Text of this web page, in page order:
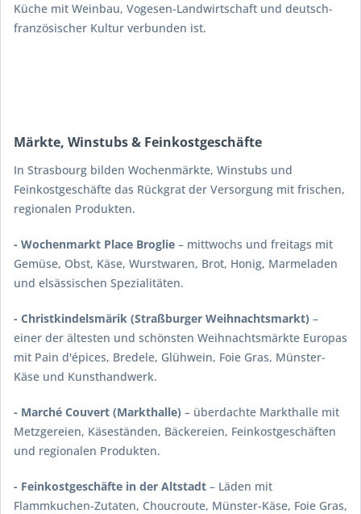
Küche mit Weinbau, Vogesen-Landwirtschaft und deutsch-
französischer Kultur verbunden ist.
Märkte, Winstubs & Feinkostgeschäfte
In Strasbourg bilden Wochenmärkte, Winstubs und
Feinkostgeschäfte das Rückgrat der Versorgung mit frischen,
regionalen Produkten.
- Wochenmarkt Place Broglie – mittwochs und freitags mit
Gemüse, Obst, Käse, Wurstwaren, Brot, Honig, Marmeladen
und elsässischen Spezialitäten.
- Christkindelsmärik (Straßburger Weihnachtsmarkt) –
einer der ältesten und schönsten Weihnachtsmärkte Europas
mit Pain d'épices, Bredele, Glühwein, Foie Gras, Münster-
Käse und Kunsthandwerk.
- Marché Couvert (Markthalle) – überdachte Markthalle mit
Metzgereien, Käseständen, Bäckereien, Feinkostgeschäften
und regionalen Produkten.
- Feinkostgeschäfte in der Altstadt – Läden mit
Flammkuchen-Zutaten, Choucroute, Münster-Käse, Foie Gras,